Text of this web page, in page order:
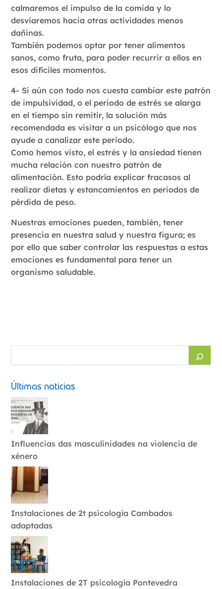
calmaremos el impulso de la comida y lo
desviaremos hacia otras actividades menos
dañinas.
También podemos optar por tener alimentos
sanos, como fruta, para poder recurrir a ellos en
esos difíciles momentos.
4- Si aún con todo nos cuesta cambiar este patrón
de impulsividad, o el periodo de estrés se alarga
en el tiempo sin remitir, la solución más
recomendada es visitar a un psicólogo que nos
ayude a canalizar este periodo.
Como hemos visto, el estrés y la ansiedad tienen
mucha relación con nuestro patrón de
alimentación. Esto podría explicar fracasos al
realizar dietas y estancamientos en periodos de
pérdida de peso.
Nuestras emociones pueden, también, tener
presencia en nuestra salud y nuestra figura; es
por ello que saber controlar las respuestas a estas
emociones es fundamental para tener un
organismo saludable.
Últimas noticias
Influencias das masculinidades na violencia de
xénero
Instalaciones de 2t psicología Cambados
adaptadas
Instalaciones de 2T psicología Pontevedra